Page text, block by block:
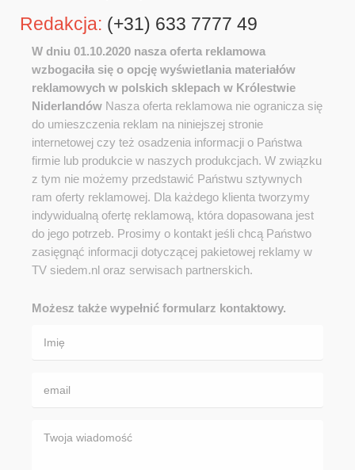
Redakcja: (+31) 633 7777 49
W dniu 01.10.2020 nasza oferta reklamowa
wzbogaciła się o opcję wyświetlania materiałów
reklamowych w polskich sklepach w Królestwie
Niderlandów Nasza oferta reklamowa nie ogranicza się
do umieszczenia reklam na niniejszej stronie
internetowej czy też osadzenia informacji o Państwa
firmie lub produkcie w naszych produkcjach. W związku
z tym nie możemy przedstawić Państwu sztywnych
ram oferty reklamowej. Dla każdego klienta tworzymy
indywidualną ofertę reklamową, która dopasowana jest
do jego potrzeb. Prosimy o kontakt jeśli chcą Państwo
zasięgnąć informacji dotyczącej pakietowej reklamy w
TV siedem.nl oraz serwisach partnerskich.
Możesz także wypełnić formularz kontaktowy.